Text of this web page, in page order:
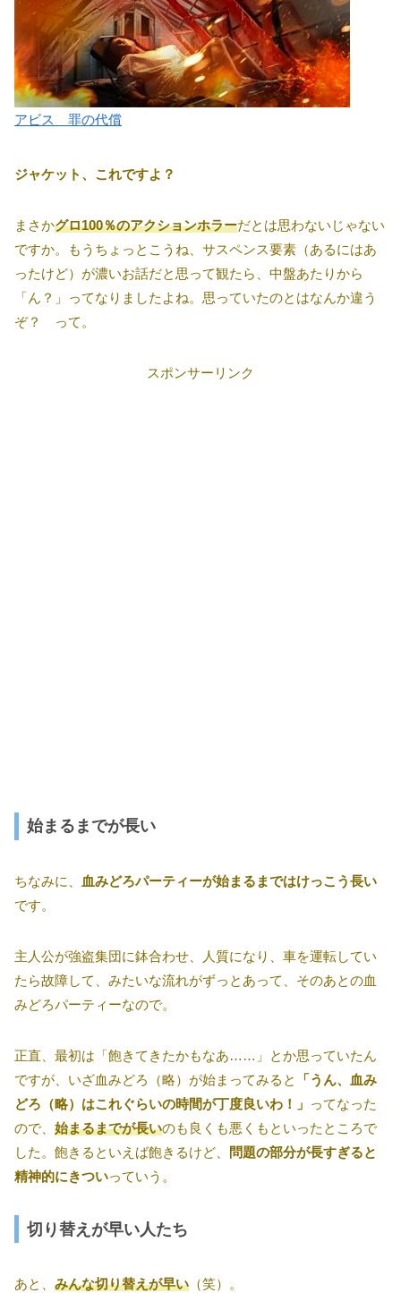
アビス 罪の代償
ジャケット、これですよ？
まさかグロ100％のアクションホラーだとは思わないじゃない
ですか。もうちょっとこうね、サスペンス要素（あるにはあ
ったけど）が濃いお話だと思って観たら、中盤あたりから
「ん？」ってなりましたよね。思っていたのとはなんか違う
ぞ？ って。
スポンサーリンク
始まるまでが長い
ちなみに、
血みどろパーティーが始まるまではけっこう長い
です。
主人公が強盗集団に鉢合わせ、人質になり、車を運転してい
たら故障して、みたいな流れがずっとあって、そのあとの血
みどろパーティーなので。
正直、最初は「飽きてきたかもなあ……」とか思っていたん
ですが、いざ血みどろ（略）が始まってみると
「うん、血み
どろ（略）はこれぐらいの時間が丁度良いわ！」 ってなった
ので、 始まるまでが長いのも良くも悪くもといったところで
した。飽きるといえば飽きるけど、
問題の部分が長すぎると
精神的にきついっていう。
切り替えが早い人たち
あと、 みんな切り替えが早い （笑）。